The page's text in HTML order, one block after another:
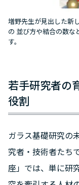
増野先生が見出した新
の 並び方や結合の数な
す。
若手研究者の
役割
ガラス基礎研究の
究者・技術者たち
座」では、単に研